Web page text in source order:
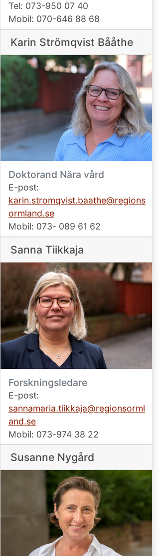
Tel: 073-950 07 40
Mobil: 070-646 88 68
Karin Strömqvist Bååthe
Doktorand Nära vård
E-post:
karin.stromqvist.baathe@regions
ormland.se
Mobil: 073- 089 61 62
Sanna Tiikkaja
Forskningsledare
E-post:
sannamaria.tiikkaja@regionsorml
and.se
Mobil: 073-974 38 22
Susanne Nygård